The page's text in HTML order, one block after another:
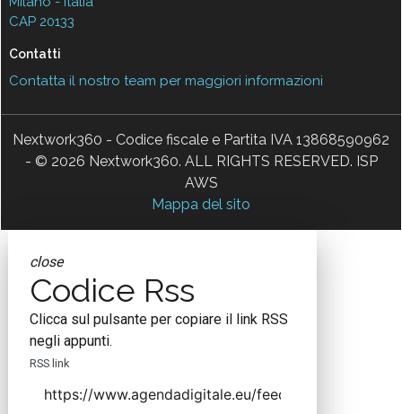
CAP 20133
Contatti
Contatta il nostro team per maggiori informazioni
Nextwork360 - Codice fiscale e Partita IVA 13868590962
- © 2026 Nextwork360. ALL RIGHTS RESERVED. ISP
AWS
Mappa del sito
close
Codice Rss
Clicca sul pulsante per copiare il link RSS
negli appunti.
RSS link